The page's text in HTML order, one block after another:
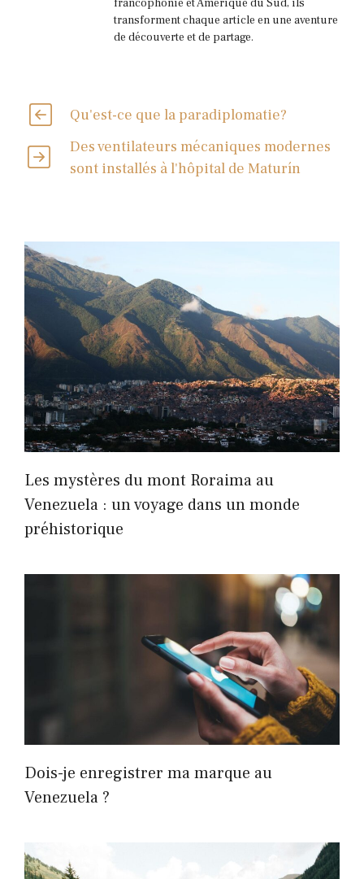
transforment chaque article en une aventure
de découverte et de partage.
Qu'est-ce que la paradiplomatie?
Des ventilateurs mécaniques modernes
sont installés à l'hôpital de Maturín
Les mystères du mont Roraima au
Venezuela : un voyage dans un monde
préhistorique
Dois-je enregistrer ma marque au
Venezuela ?